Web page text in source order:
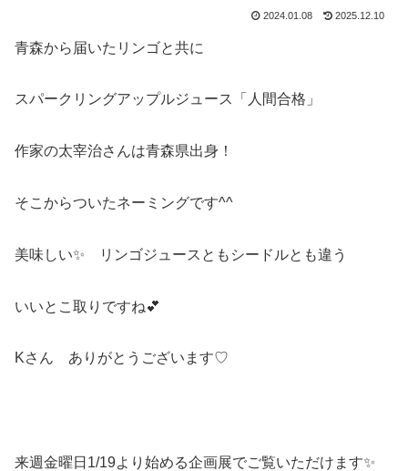
2024.01.08 2025.12.10
青森から届いたリンゴと共に
スパークリングアップルジュース「人間合格」
作家の太宰治さんは青森県出身！
そこからついたネーミングです^^
美味しい✨ リンゴジュースともシードルとも違う
いいとこ取りですね💕
Kさん ありがとうございます♡
来週金曜日1/19より始める企画展でご覧いただけます✨